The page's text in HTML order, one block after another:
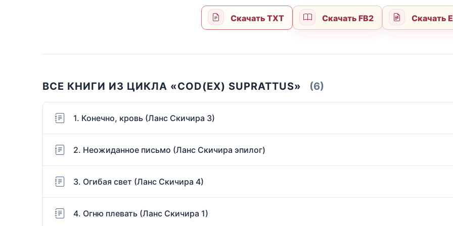
Скачать TXT Скачать FB2 Скачать
ВСЕ КНИГИ ИЗ ЦИКЛА «COD(EX) SUPRATTUS» (6)
1. Конечно, кровь (Ланс Скичира 3)
2. Неожиданное письмо (Ланс Скичира эпилог)
3. Огибая свет (Ланс Скичира 4)
4. Огню плевать (Ланс Скичира 1)